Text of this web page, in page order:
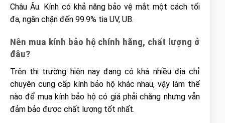
Châu Âu. Kính có khả năng bảo vệ mắt một cách tối
đa, ngăn chặn đến 99.9% tia UV, UB.
Nên mua kính bảo hộ chính hãng, chất lượng ở
đâu?
Trên thị trường hiện nay đang có khá nhiều địa chỉ
chuyên cung cấp kính bảo hộ khác nhau, vậy làm thế
nào để mua kính bảo hộ có giá phải chăng nhưng vẫn
đảm bảo được chất lượng tốt nhất.